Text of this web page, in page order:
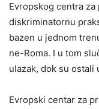
Evropskog centra
diskriminatornu
bazen u jednom
ne-Roma. I u tom
ulazak, dok su ostali
Evropski centar za